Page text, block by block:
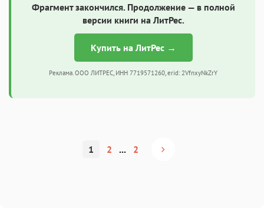
Фрагмент закончился. Продолжение — в полной
версии книги на ЛитРес.
Купить на ЛитРес →
Реклама. ООО ЛИТРЕС, ИНН 7719571260, erid: 2VfnxyNkZrY
1 2 ... 2